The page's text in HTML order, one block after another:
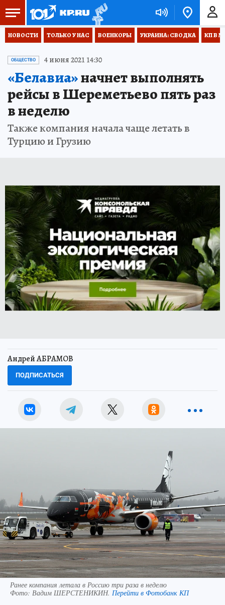
НОВОСТИ ТОЛЬКО У НАС ВОЕНКОРЫ УКРАИНА: СВОДКА КП В
ОБЩЕСТВО 4 июня 2021 14:30
«Белавиа»начнет выполнять
рейсы в Шереметьево пять раз
в неделю
Также компания начала чаще летать в
Турцию и Грузию
Андрей АБРАМОВ
ПОДПИСАТЬСЯ
Ранее компания летала в Россию три раза в неделю
Фото: Вадим ШЕРСТЕНИКИН. Перейти в Фотобанк КП